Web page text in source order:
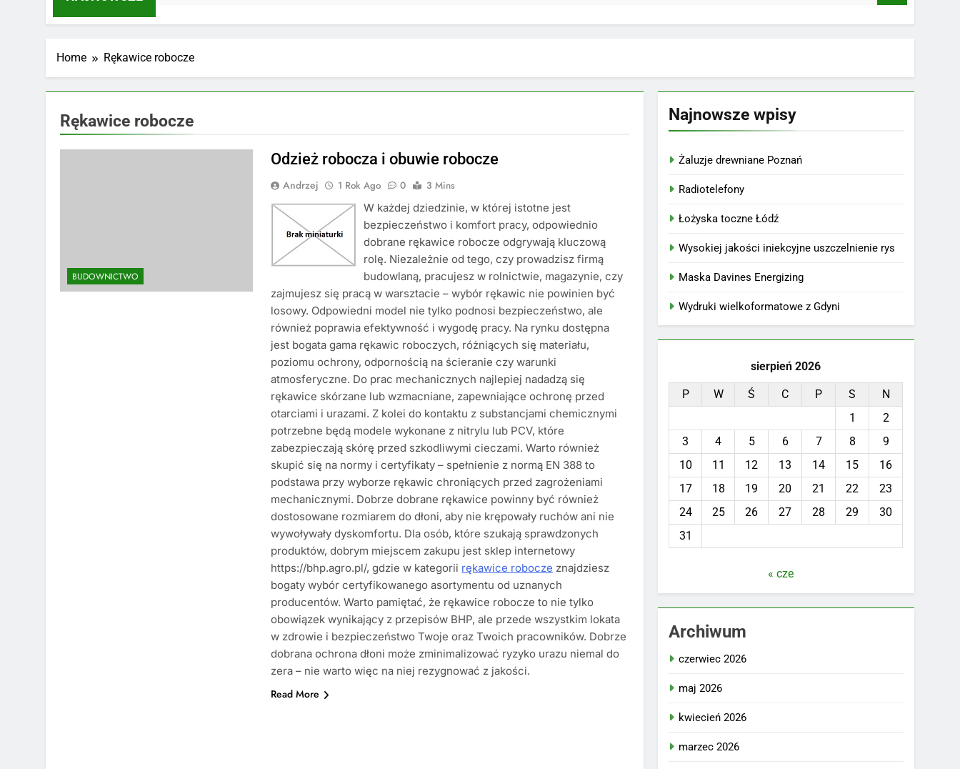
Home Rękawice robocze
Rękawice robocze
BUDOWNICTWO
Odzież robocza i obuwie robocze
Andrzej 1 Rok Ago 0
3 Mins
W każdej dziedzinie, w której istotne jest
bezpieczeństwo i komfort pracy, odpowiednio
dobrane rękawice robocze odgrywają kluczową
rolę. Niezależnie od tego, czy prowadzisz firmą
budowlaną, pracujesz w rolnictwie, magazynie, czy
zajmujesz się pracą w warsztacie – wybór rękawic nie powinien być
losowy. Odpowiedni model nie tylko podnosi bezpieczeństwo, ale
również poprawia efektywność i wygodę pracy. Na rynku dostępna
jest bogata gama rękawic roboczych, różniących się materiału,
poziomu ochrony, odpornością na ścieranie czy warunki
atmosferyczne. Do prac mechanicznych najlepiej nadadzą się
rękawice skórzane lub wzmacniane, zapewniające ochronę przed
otarciami i urazami. Z kolei do kontaktu z substancjami chemicznymi
potrzebne będą modele wykonane z nitrylu lub PCV, które
zabezpieczają skórę przed szkodliwymi cieczami. Warto również
skupić się na normy i certyfikaty – spełnienie z normą EN 388 to
podstawa przy wyborze rękawic chroniących przed zagrożeniami
mechanicznymi. Dobrze dobrane rękawice powinny być również
dostosowane rozmiarem do dłoni, aby nie krępowały ruchów ani nie
wywoływały dyskomfortu. Dla osób, które szukają sprawdzonych
produktów, dobrym miejscem zakupu jest sklep internetowy
https://bhp.agro.pl/, gdzie w kategorii rękawice robocze znajdziesz
bogaty wybór certyfikowanego asortymentu od uznanych
producentów. Warto pamiętać, że rękawice robocze to nie tylko
obowiązek wynikający z przepisów BHP, ale przede wszystkim lokata
w zdrowie i bezpieczeństwo Twoje oraz Twoich pracowników. Dobrze
dobrana ochrona dłoni może zminimalizować ryzyko urazu niemal do
zera – nie warto więc na niej rezygnować z jakości.
Read More
Najnowsze wpisy
Żaluzje drewniane Poznań
Radiotelefony
Łożyska toczne Łódź
Wysokiej jakości iniekcyjne uszczelnienie rys
Maska Davines Energizing
Wydruki wielkoformatowe z Gdyni
sierpień 2026
P W Ś C P S
N
1
2
3
4 5 6 7 8
9
10
11 12 13 14 15
16
17
18 19 20 21 22
23
24
25 26 27 28 29
30
31
« cze
Archiwum
czerwiec 2026
maj 2026
kwiecień 2026
marzec 2026